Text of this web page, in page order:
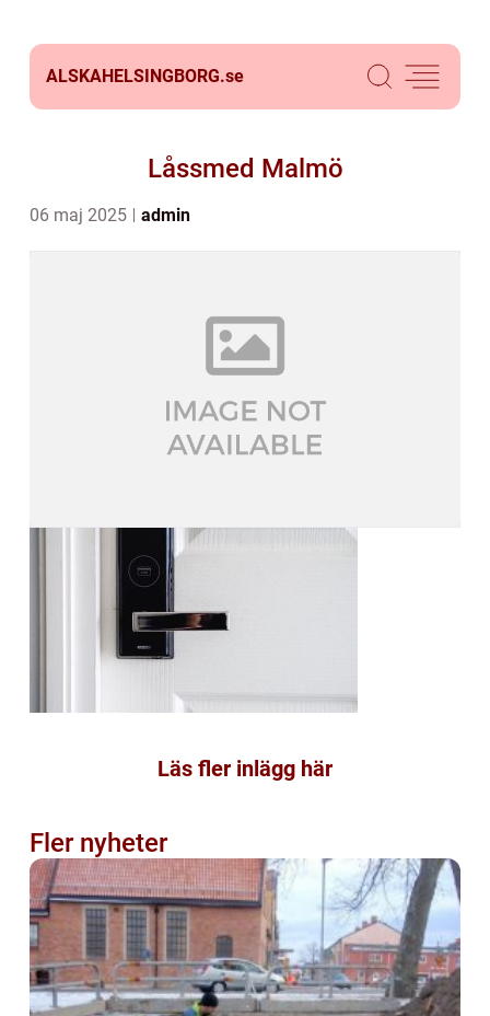
ALSKAHELSINGBORG.se
Låssmed Malmö
06 maj 2025 admin
Läs fler inlägg här
Fler nyheter